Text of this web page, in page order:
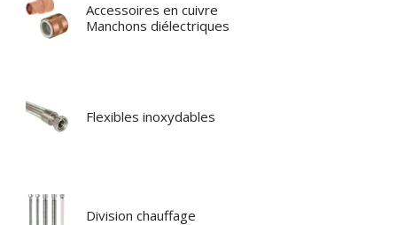
Accessoires en cuivre
Manchons diélectriques
Flexibles inoxydables
Division chauffage